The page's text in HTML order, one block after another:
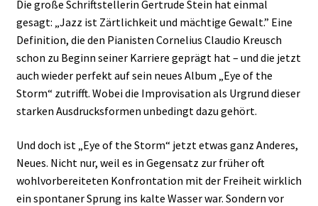
Die große Schriftstellerin Gertrude Stein hat einmal
gesagt: „Jazz ist Zärtlichkeit und mächtige Gewalt.” Eine
Definition, die den Pianisten Cornelius Claudio Kreusch
schon zu Beginn seiner Karriere geprägt hat – und die jetzt
auch wieder perfekt auf sein neues Album „Eye of the
Storm“ zutrifft. Wobei die Improvisation als Urgrund dieser
starken Ausdrucksformen unbedingt dazu gehört.
Und doch ist „Eye of the Storm“ jetzt etwas ganz Anderes,
Neues. Nicht nur, weil es in Gegensatz zur früher oft
wohlvorbereiteten Konfrontation mit der Freiheit wirklich
ein spontaner Sprung ins kalte Wasser war. Sondern vor